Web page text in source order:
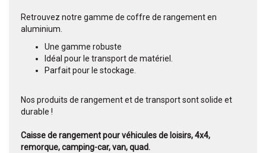
Retrouvez notre gamme de coffre de rangement en
aluminium.
Une gamme robuste
Idéal pour le transport de matériel.
Parfait pour le stockage.
Nos produits de rangement et de transport sont solide et
durable !
Caisse de rangement pour véhicules de loisirs, 4x4,
remorque, camping-car, van, quad.